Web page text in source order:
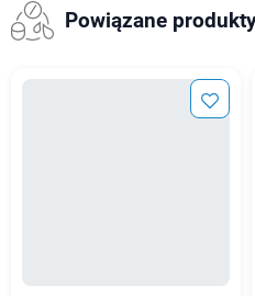
Powiązane